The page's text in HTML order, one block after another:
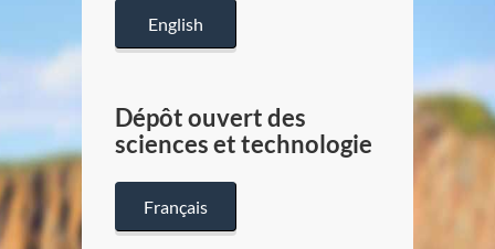
English
Dépôt ouvert des
sciences et technologie
Français